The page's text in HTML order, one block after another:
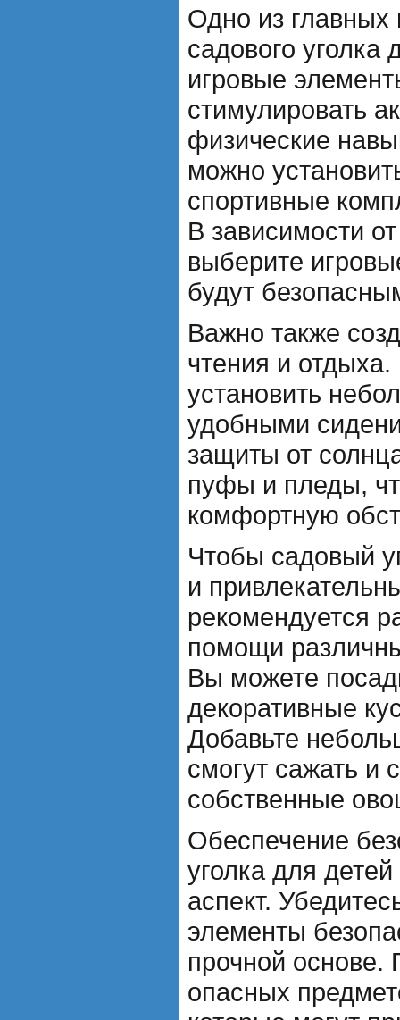
Одно из главных
садового уголка
игровые
стимулировать
физические
можно
спортивные
В зависимости
выберите
будут
Важно также
чтения и
установить
удобными
защиты от
пуфы и пледы,
комфортную
Чтобы садовый
и
рекомендуется
помощи
Вы можете
декоративные
Добавьте
смогут сажать и
собственные
Обеспечение
уголка для
аспект.
элементы
прочной основе.
опасных